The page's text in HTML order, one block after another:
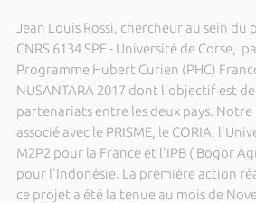
Jean Louis Rossi, chercheur au sein du
CNRS 6134 SPE - Université de Corse,
Programme Hubert Curien (PHC)
NUSANTARA 2017 dont l'objectif est
partenariats entre les deux pays.
associé avec le PRISME, le CORIA,
M2P2 pour la France et l'IPB ( Bogor
pour l'Indonésie. La première action
ce projet a été la tenue au mois de